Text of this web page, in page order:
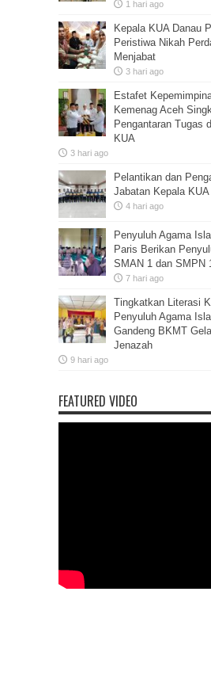
1 hari ago
Kepala KUA Danau
Peristiwa Nikah
Menjabat
3 hari ago
Estafet
Kemenag Aceh
Pengantaran Tugas
KUA
3 hari ago
Pelantikan dan
Jabatan Kepala KUA
4 hari ago
Penyuluh Agama
Paris Berikan
SMAN 1 dan SMPN
7 hari ago
Tingkatkan Literasi
Penyuluh Agama
Gandeng BKMT
Jenazah
9 hari ago
FEATURED VIDEO